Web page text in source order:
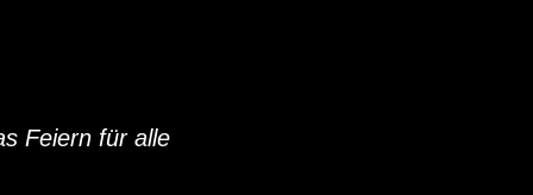
Feiern für alle